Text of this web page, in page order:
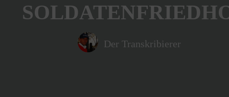
Der Transkribierer